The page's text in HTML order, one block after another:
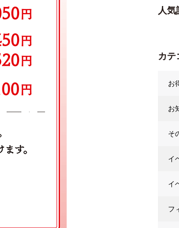
人気
カテ
お
お
そ
イ
イ
フ